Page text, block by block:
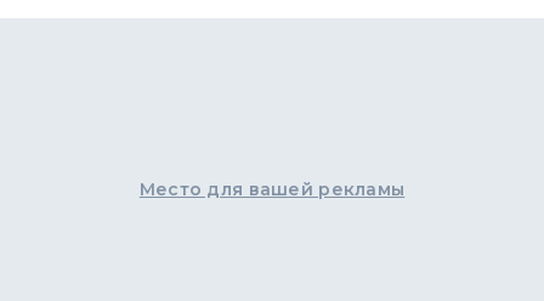
Место для вашей рекламы